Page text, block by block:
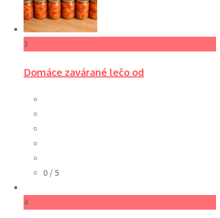
3
Domáce zavárané lečo od
0 / 5
4